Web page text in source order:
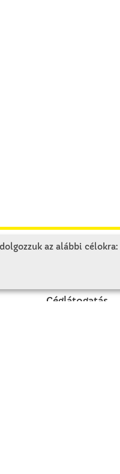
Céglátogatás
az alábbi célokra: